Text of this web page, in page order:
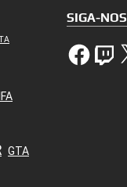
GTA
SIGA-NOS
FacebookTwitch X